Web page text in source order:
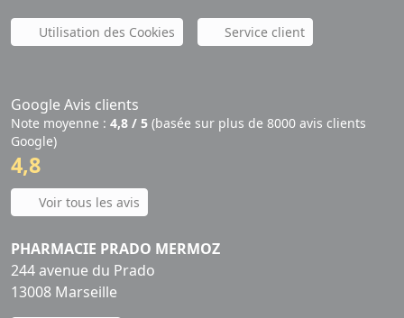
Utilisation des Cookies Service client
Google Avis clients
Note moyenne : 4,8 / 5 (basée sur plus de 8000 avis clients
Google)
4,8
Voir tous les avis
PHARMACIE PRADO MERMOZ
244 avenue du Prado
13008 Marseille